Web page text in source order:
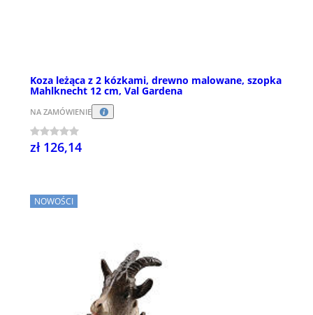
Koza leżąca z 2 kózkami, drewno malowane, szopka
Mahlknecht 12 cm, Val Gardena
NA ZAMÓWIENIE
zł 126,14
NOWOŚCI